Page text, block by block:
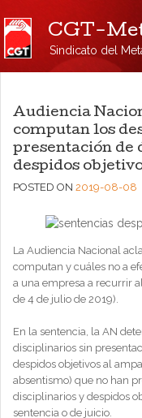
CGT-
Sindicato del
Audiencia
computan los
presentación de
despidos
POSTED ON 2019-08-08
La Audiencia Nacional
computan y cuáles no a
a una empresa a recurrir
de 4 de julio de 2019).
En la sentencia, la AN
disciplinarios sin
despidos objetivos al
absentismo) que no han
disciplinarios y despidos
sentencia o de juicio.